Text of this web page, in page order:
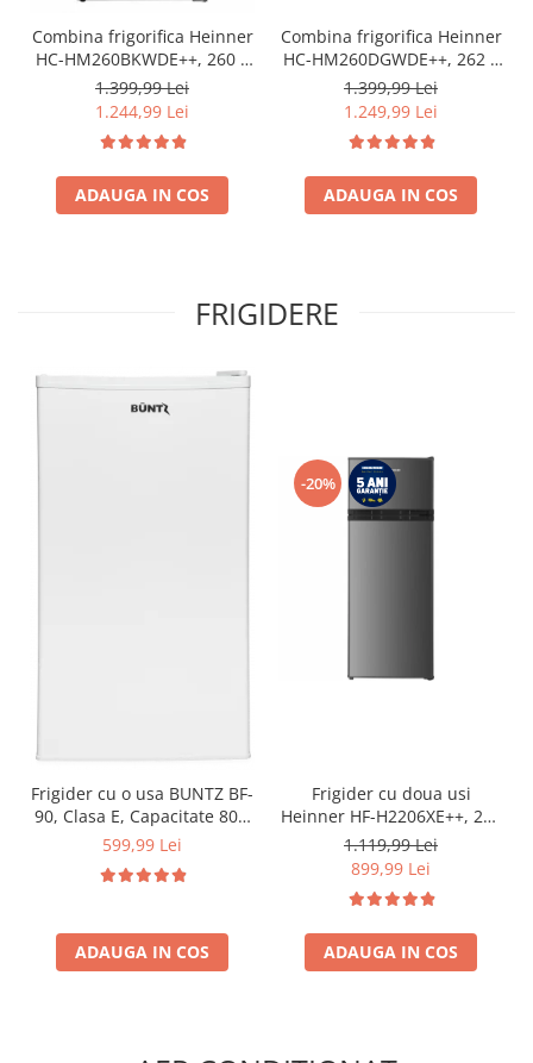
Combina frigorifica Heinner
HC-HM260BKWDE++, 260 l,
Clasa E, Lumina LED,
Dozator de apa, Usi
reversibile Negru
1.399,99 Lei
1.244,99 Lei
ADAUGA IN COS
Combina frigorifica Heinner
HC-HM260DGWDE++, 262 l,
Clasa E, Dozator de apa,
Control electronic cu
termostat ajustabil, Lumina
LED, 3 rafturi din sticla
frigider, 3 sertare
congelator, Usa reversibila
1.399,99 Lei
1.249,99 Lei
ADAUGA IN COS
FRIGIDERE
Frigider cu o usa BUNTZ BF-
90, Clasa E, Capacitate 80L,
Iluminare interioara,
cm, Alb
599,99 Lei
ADAUGA IN COS
-20%
Frigider cu doua usi
Heinner HF-H2206XE++, 206
l, Clasa E, lumina LED, 3
rafturi de sticla, H 143 cm,
Inox
1.119,99 Lei
899,99 Lei
ADAUGA IN COS